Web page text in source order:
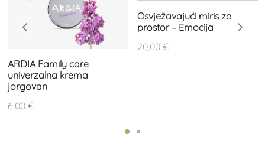
ARDIA Family care
univerzalna krema
jorgovan
6,00 €
Osvježavajući miris za
prostor – Emocija
20,00 €